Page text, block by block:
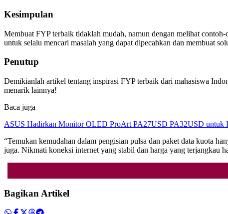
Kesimpulan
Membuat FYP terbaik tidaklah mudah, namun dengan melihat
untuk selalu mencari masalah yang dapat dipecahkan dan membuat
Penutup
Demikianlah artikel tentang inspirasi FYP terbaik dari mahasiswa
menarik lainnya!
Baca juga
ASUS Hadirkan Monitor OLED ProArt PA27USD PA32USD untuk
“Temukan kemudahan dalam pengisian pulsa dan paket data kuota
juga. Nikmati koneksi internet yang stabil dan harga yang terjangkau
Bagikan Artikel